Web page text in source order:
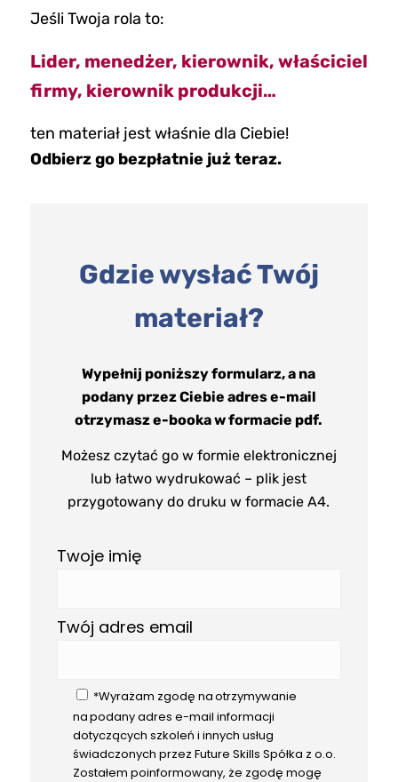
Jeśli Twoja rola to:
Lider, menedżer, kierownik, właściciel
firmy, kierownik produkcji…
ten materiał jest właśnie dla Ciebie!
Odbierz go bezpłatnie już teraz.
Gdzie wysłać Twój
materiał?
Wypełnij poniższy formularz, a na
podany przez Ciebie adres e-mail
otrzymasz e-booka w formacie pdf.
Możesz czytać go w formie elektronicznej
lub łatwo wydrukować – plik jest
przygotowany do druku w formacie A4.
Twoje imię
Twój adres email
*Wyrażam zgodę na otrzymywanie
na podany adres e-mail informacji
dotyczących szkoleń i innych usług
świadczonych przez Future Skills Spółka z o.o.
Zostałem poinformowany, że zgodę mogę